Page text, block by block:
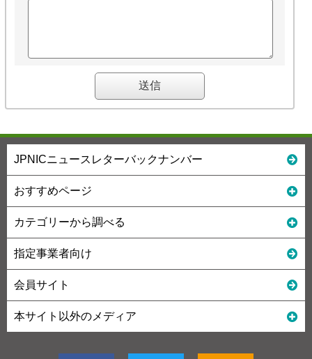
JPNICニュースレターバックナンバー
おすすめページ
カテゴリーから調べる
指定事業者向け
会員サイト
本サイト以外のメディア